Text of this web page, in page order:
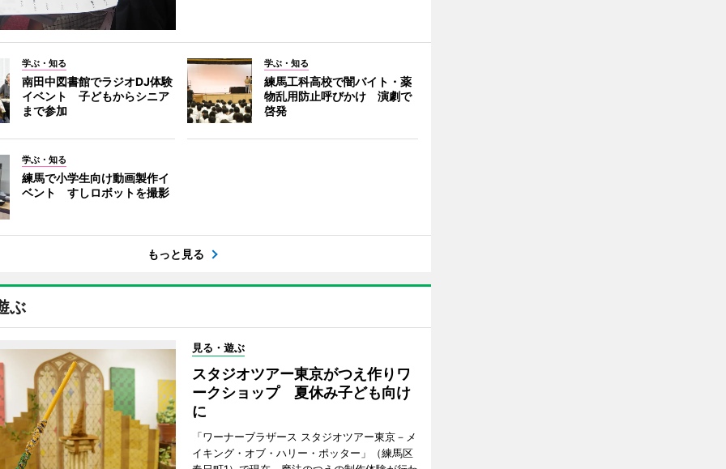
学ぶ・知る
南田中図書館でラジオDJ体験
イベント 子どもからシニア
まで参加
学ぶ・知る
練馬工科高校で闇バイト・薬
物乱用防止呼びかけ 演劇で
啓発
学ぶ・知る
練馬で小学生向け動画製作イ
ベント すしロボットを撮影
もっと見る
ぶ
見る・遊ぶ
スタジオツアー東京がつえ作りワ
ークショップ 夏休み子ども向け
に
「ワーナーブラザース スタジオツアー東京－メ
イキング・オブ・ハリー・ポッター」（練馬区